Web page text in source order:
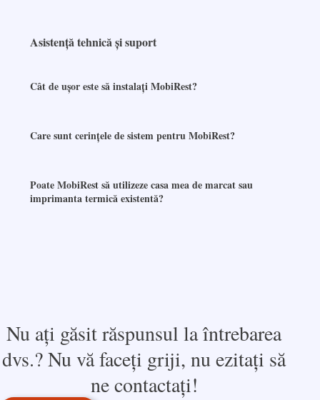
Asistență tehnică și suport
Cât de ușor este să instalați MobiRest?
Care sunt cerințele de sistem pentru MobiRest?
Poate MobiRest să utilizeze casa mea de marcat sau
imprimanta termică existentă?
Nu ați găsit răspunsul la întrebarea
dvs.? Nu vă faceți griji, nu ezitați să
ne contactați!